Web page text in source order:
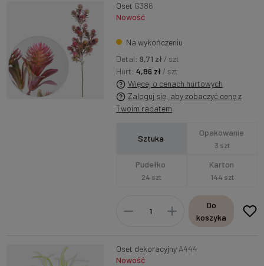
Oset G386
Nowość
Na wykończeniu
Detal: 9,71 zł / szt
Hurt:4,86 zł / szt
Więcej o cenach hurtowych
Zaloguj się, aby zobaczyć cenę z
Twoim rabatem
Sztuka
Opakowanie
3 szt
Pudełko
24 szt
Karton
144 szt
Do
koszyka
Oset dekoracyjny A444
Nowość